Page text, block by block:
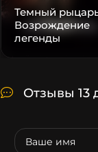
Темный
Возрождение
легенды
Отзывы 13